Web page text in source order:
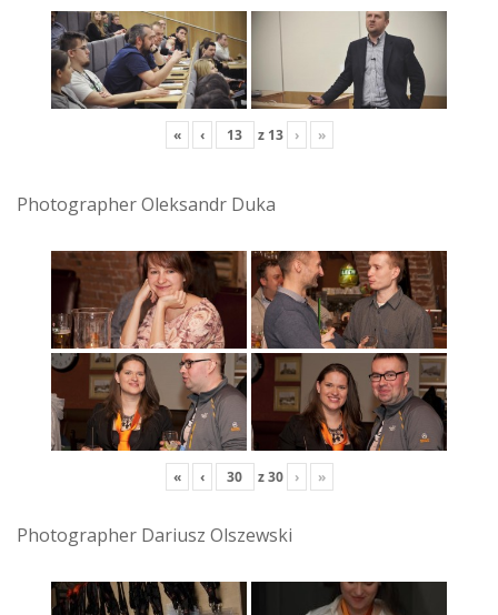
« ‹ z 13 › »
Photographer Oleksandr Duka
« ‹ z30 › »
Photographer Dariusz Olszewski